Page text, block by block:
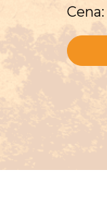
Cena: